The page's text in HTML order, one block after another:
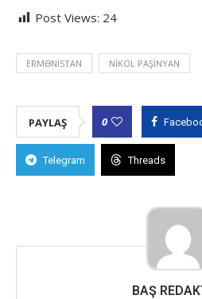
Post Views: 24
ERMƏNISTAN NIKOL PAŞINYAN
PAYLAŞ 0
Telegram Threads
BAŞ